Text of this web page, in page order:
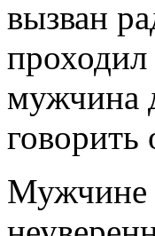
вызван
проходил
мужчина
говорить
Мужчине